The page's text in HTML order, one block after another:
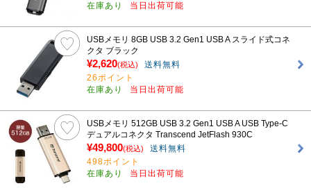
在庫あり
当日出荷可能
USBメモリ 8GB USB 3.2 Gen1 USB A スライド式コネ
クタ ブラック
¥2,620(税込)
送料無料
26ポイント
在庫あり
当日出荷可能
USBメモリ 512GB USB 3.2 Gen1 USB A USB Type-C
デュアルコネクタ Transcend JetFlash 930C
¥49,800(税込)
送料無料
498ポイント
在庫あり
当日出荷可能